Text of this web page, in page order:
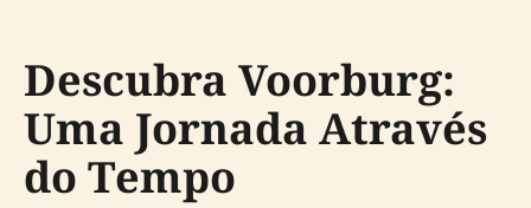
Descubra Voorburg:
Uma Jornada Através
do Tempo